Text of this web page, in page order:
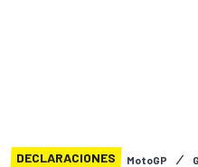
DECLARACIONES MotoGP